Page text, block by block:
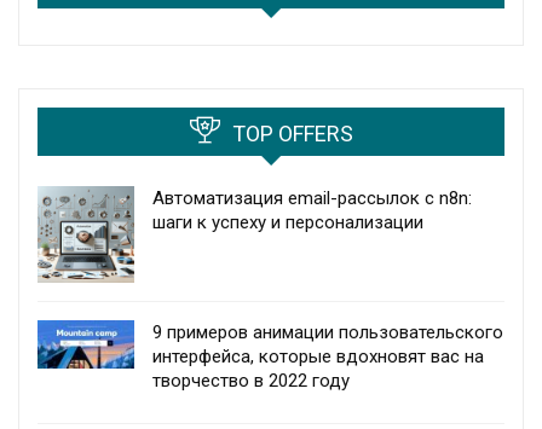
TOP OFFERS
Автоматизация email-рассылок с n8n:
шаги к успеху и персонализации
9 примеров анимации пользовательского
интерфейса, которые вдохновят вас на
творчество в 2022 году